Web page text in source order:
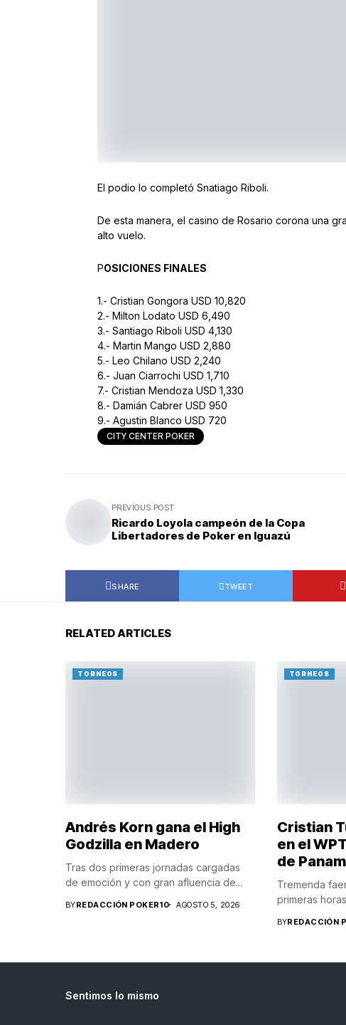
El podio lo completó Snatiago Riboli.
De esta manera, el casino de Rosario corona una
alto vuelo.
POSICIONES FINALES
1.- Cristian Gongora USD 10,820
2.- Milton Lodato USD 6,490
3.- Santiago Riboli USD 4,130
4.- Martin Mango USD 2,880
5.- Leo Chilano USD 2,240
6.- Juan Ciarrochi USD 1,710
7.- Cristian Mendoza USD 1,330
8.- Damián Cabrer USD 950
9.- Agustin Blanco USD 720
CITY CENTER POKER
PREVIOUS POST
Ricardo Loyola campeón de la Copa
Libertadores de Poker en Iguazú
SHARE TWEET
RELATED ARTICLES
TORNEOS
Andrés Korn gana el High
Godzilla en Madero
Tras dos primeras jornadas cargadas
de emoción y con gran afluencia de...
BYREDACCIÓN POKER10 AGOSTO 5, 2026
TORNEOS
Cristian
en el
de
Tremenda
primeras
BYREDACCIÓN
Sentimos lo mismo